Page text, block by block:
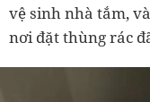
vệ sinh nhà tắm,
nơi đặt thùng rác